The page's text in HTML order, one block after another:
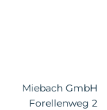
Miebach GmbH
Forellenweg 2